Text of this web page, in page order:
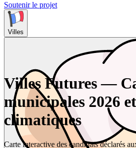
Soutenir le projet
Villes
Villes Futures —
municipales 2026
climatiques
Carte interactive des candidats déclarés